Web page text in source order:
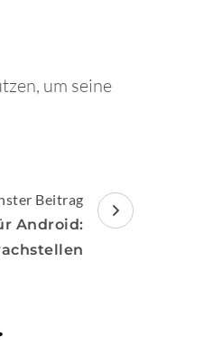
um seine
Beitrag
Android: